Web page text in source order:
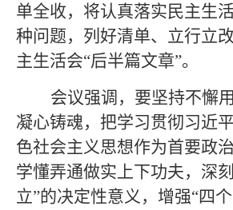
单全收， 将认真落实民主生
种问题，列好清单、 立行立
主生活会“后半篇文章”。
会议强调，要坚持不懈
凝心铸魂，把学习贯彻习近
色社会主义思想作为首要政
学懂弄通做实上下功夫，深
立”的决定性意义，增强“四